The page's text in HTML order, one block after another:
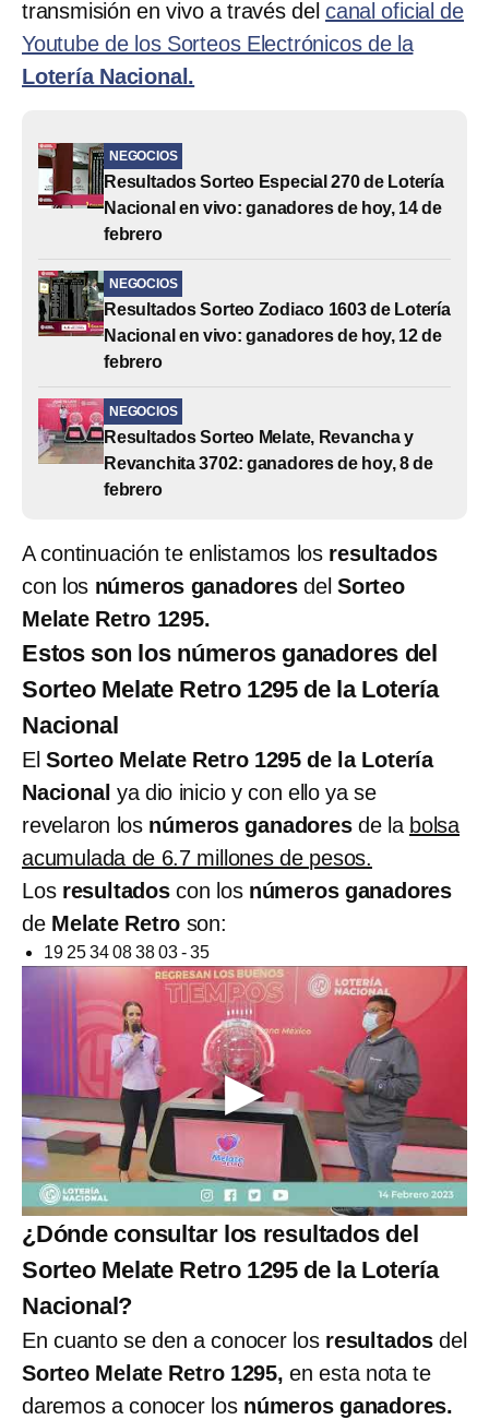
transmisión en vivo a través del canal oficial de
Youtube de los Sorteos Electrónicos de la
Lotería Nacional.
NEGOCIOS
Resultados Sorteo Especial 270 de Lotería
Nacional en vivo: ganadores de hoy, 14 de
febrero
NEGOCIOS
Resultados Sorteo Zodiaco 1603 de Lotería
Nacional en vivo: ganadores de hoy, 12 de
febrero
NEGOCIOS
Resultados Sorteo Melate, Revancha y
Revanchita 3702: ganadores de hoy, 8 de
febrero
A continuación te enlistamos los resultados
con los números ganadoresdelSorteo
Melate Retro 1295.
Estos son los números ganadores del
Sorteo Melate Retro 1295 de la Lotería
Nacional
El Sorteo Melate Retro 1295 de la Lotería
Nacional ya dio inicio y con ello ya se
revelaron los números ganadoresde la bolsa
acumulada de 6.7 millones de pesos.
Los resultadoscon los números ganadores
deMelate Retro son:
19 25 34 08 38 03 - 35
¿Dónde consultar los resultados del
Sorteo Melate Retro 1295 de la Lotería
Nacional?
En cuanto se den a conocer los resultados del
Sorteo Melate Retro 1295, en esta nota te
daremos a conocer los números ganadores.